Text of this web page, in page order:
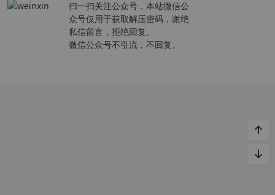
扫一扫关注公众号，本站微信公
众号仅用于获取解压密码，谢绝
私信留言，拒绝回复。
微信公众号不引流，不回复。